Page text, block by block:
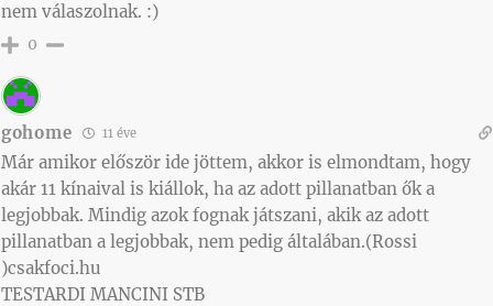
nem válaszolnak. :)
0
gohome 11 éve
Már amikor először ide jöttem, akkor is elmondtam, hogy
akár 11 kínaival is kiállok, ha az adott pillanatban ők a
legjobbak. Mindig azok fognak játszani, akik az adott
pillanatban a legjobbak, nem pedig általában.(Rossi
)csakfoci.hu
TESTARDI MANCINI STB